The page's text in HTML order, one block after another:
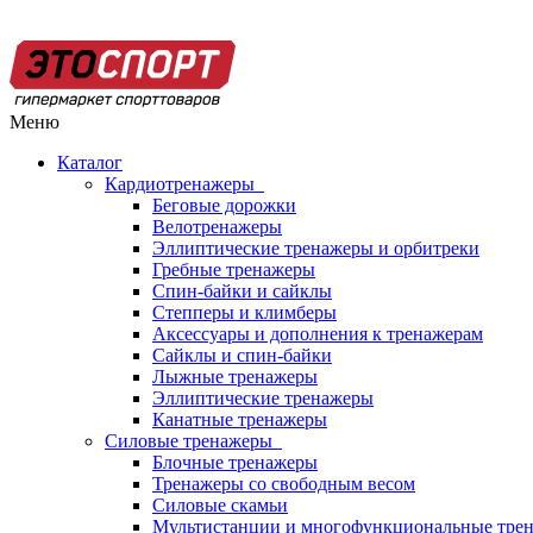
Меню
Каталог
Кардиотренажеры
Беговые дорожки
Велотренажеры
Эллиптические тренажеры и орбитреки
Гребные тренажеры
Спин-байки и сайклы
Степперы и климберы
Аксессуары и дополнения к тренажерам
Сайклы и спин-байки
Лыжные тренажеры
Эллиптические тренажеры
Канатные тренажеры
Силовые тренажеры
Блочные тренажеры
Тренажеры со свободным весом
Силовые скамьи
Мультистанции и многофункциональные